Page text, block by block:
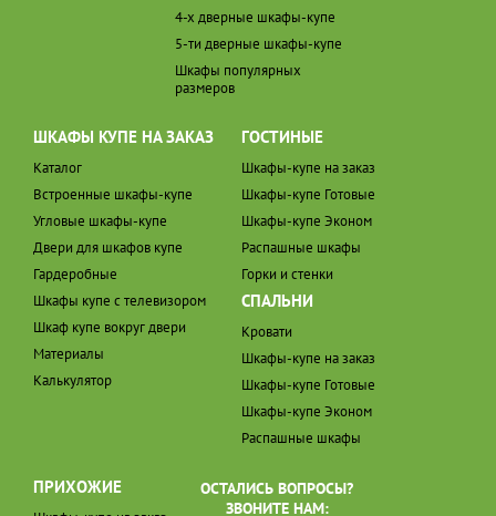
4-х дверные шкафы-купе
5-ти дверные шкафы-купе
Шкафы популярных
размеров
ШКАФЫ КУПЕ НА ЗАКАЗ
Каталог
Встроенные шкафы-купе
Угловые шкафы-купе
Двери для шкафов купе
Гардеробные
Шкафы купе с телевизором
Шкаф купе вокруг двери
Материалы
Калькулятор
ГОСТИНЫЕ
Шкафы-купе на заказ
Шкафы-купе Готовые
Шкафы-купе Эконом
Распашные шкафы
Горки и стенки
СПАЛЬНИ
Кровати
Шкафы-купе на заказ
Шкафы-купе Готовые
Шкафы-купе Эконом
Распашные шкафы
ПРИХОЖИЕ
ОСТАЛИСЬ ВОПРОСЫ?
ЗВОНИТЕ НАМ: